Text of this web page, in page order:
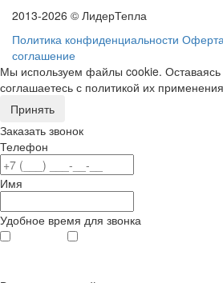
2013-2026 © ЛидерТепла
Политика конфиденциальности Оферта
соглашение
Мы используем файлы cookie. Оставаясь
соглашаетесь с политикой их
Принять
Заказать звонок
Телефон
Имя
Удобное время для звонка